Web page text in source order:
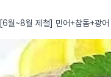
[6월~8월 제철] 민어+참돔+광어